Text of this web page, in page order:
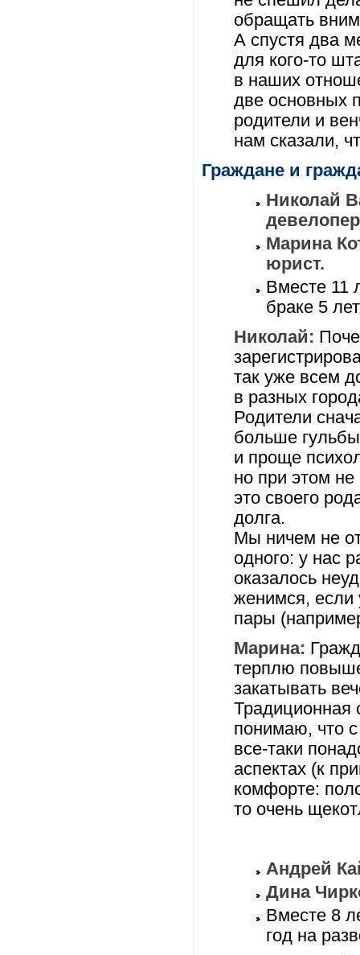
обращать
А спустя два
для кого-то
в наших
две основных
родители и
нам сказали,
Граждане и
Николай
Марина
юрист.
Вместе 11
браке 5
Николай:
так уже всем
в разных
Родители
больше
и проще
но при этом
это своего
долга.
Мы ничем не
одного: у нас
оказалось
женимся, если
пары
Марина:
терплю
закатывать
понимаю, что
все-таки
аспектах (к
комфорте:
то очень
Андрей
Дина
Вместе 8
год на